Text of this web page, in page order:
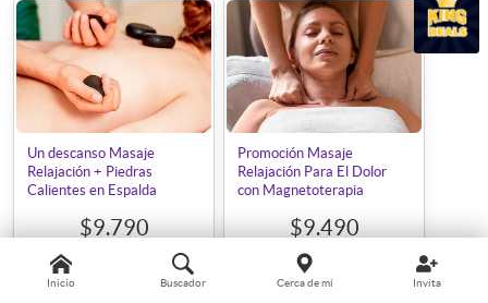
Un descanso Masaje
Relajación + Piedras
Calientes en Espalda
$9.790
VER OFERTA
Promoción Masaje
Relajación Para El Dolor
con Magnetoterapia
$9.490
$33.000
VER OFERTA
Inicio Buscador Cerca de mí Invita